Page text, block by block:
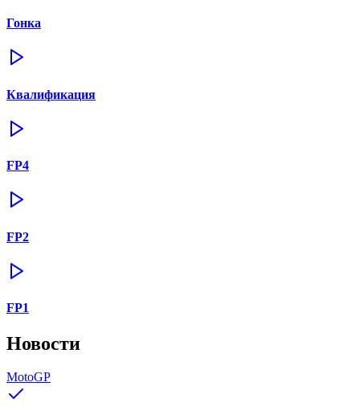
Гонка
Квалификация
FP4
FP2
FP1
Новости
MotoGP